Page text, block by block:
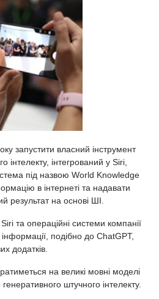
запустити власний інструмент
інтелекту, інтегрований у Siri,
під назвою World Knowledge
в інтернеті та надавати
результат на основі ШІ.
та операційні системи компанії
подібно до ChatGPT,
додатків.
на великі мовні моделі
штучного інтелекту.